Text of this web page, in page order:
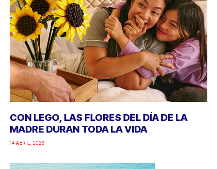
CON LEGO, LAS FLORES DEL DÍA DE LA
MADRE DURAN TODA LA VIDA
14 ABRIL, 2026